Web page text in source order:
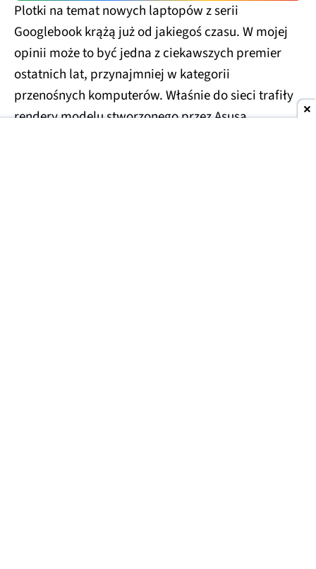
Plotki na temat nowych laptopów z serii
Googlebook krążą już od jakiegoś czasu. W mojej
opinii może to być jedna z ciekawszych premier
ostatnich lat, przynajmniej w kategorii
przenośnych komputerów. Właśnie do sieci trafiły
rendery modelu stworzonego przez Asusa.